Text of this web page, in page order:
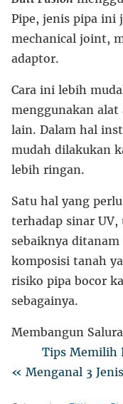
Pipe, jenis pipa ini
mechanical joint,
adaptor.
Cara ini lebih
menggunakan alat
lain. Dalam hal
mudah dilakukan
lebih ringan.
Satu hal yang
terhadap sinar
sebaiknya
komposisi tanah
risiko pipa bocor
sebagainya.
Membangun
Tips Memilih
« Menganal 3